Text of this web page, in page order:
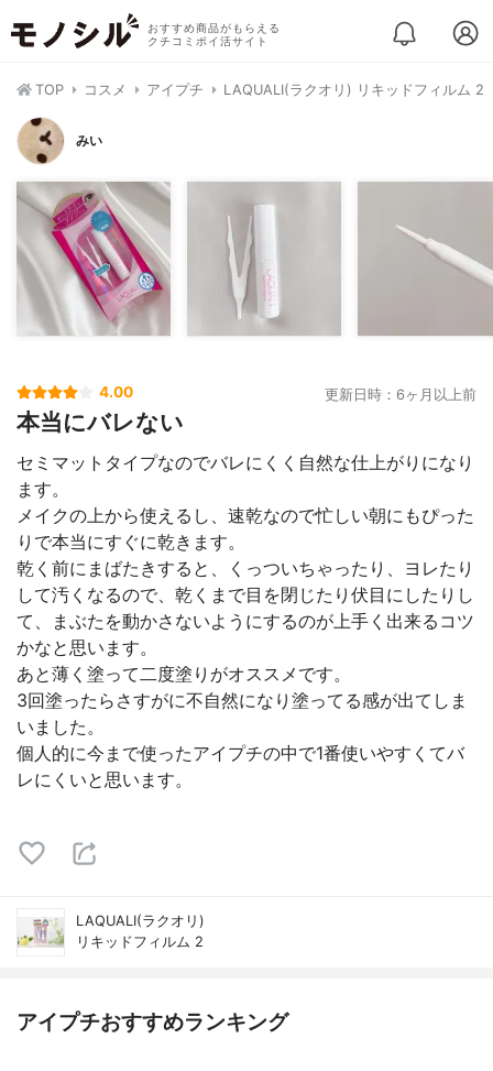
おすすめ商品がもらえる
クチコミポイ活サイト
TOP コスメ アイプチ LAQUALI(ラクオリ) リキッドフィルム 2
みい
4.00 更新日時：6ヶ月以上前
本当にバレない
セミマットタイプなのでバレにくく自然な仕上がりになり
ます。
メイクの上から使えるし、速乾なので忙しい朝にもぴった
りで本当にすぐに乾きます。
乾く前にまばたきすると、くっついちゃったり、ヨレたり
して汚くなるので、乾くまで目を閉じたり伏目にしたりし
て、まぶたを動かさないようにするのが上手く出来るコツ
かなと思います。
あと薄く塗って二度塗りがオススメです。
3回塗ったらさすがに不自然になり塗ってる感が出てしま
いました。
個人的に今まで使ったアイプチの中で1番使いやすくてバ
レにくいと思います。
LAQUALI(ラクオリ)
リキッドフィルム 2
アイプチおすすめランキング